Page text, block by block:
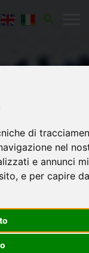
di
nel
e annunci
e per capire